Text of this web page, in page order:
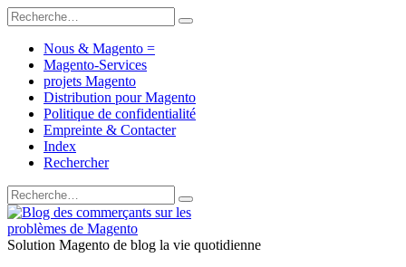
Nous & Magento =
Magento-Services
projets Magento
Distribution pour Magento
Politique de confidentialité
Empreinte & Contacter
Index
Rechercher
Solution Magento de blog la vie quotidienne